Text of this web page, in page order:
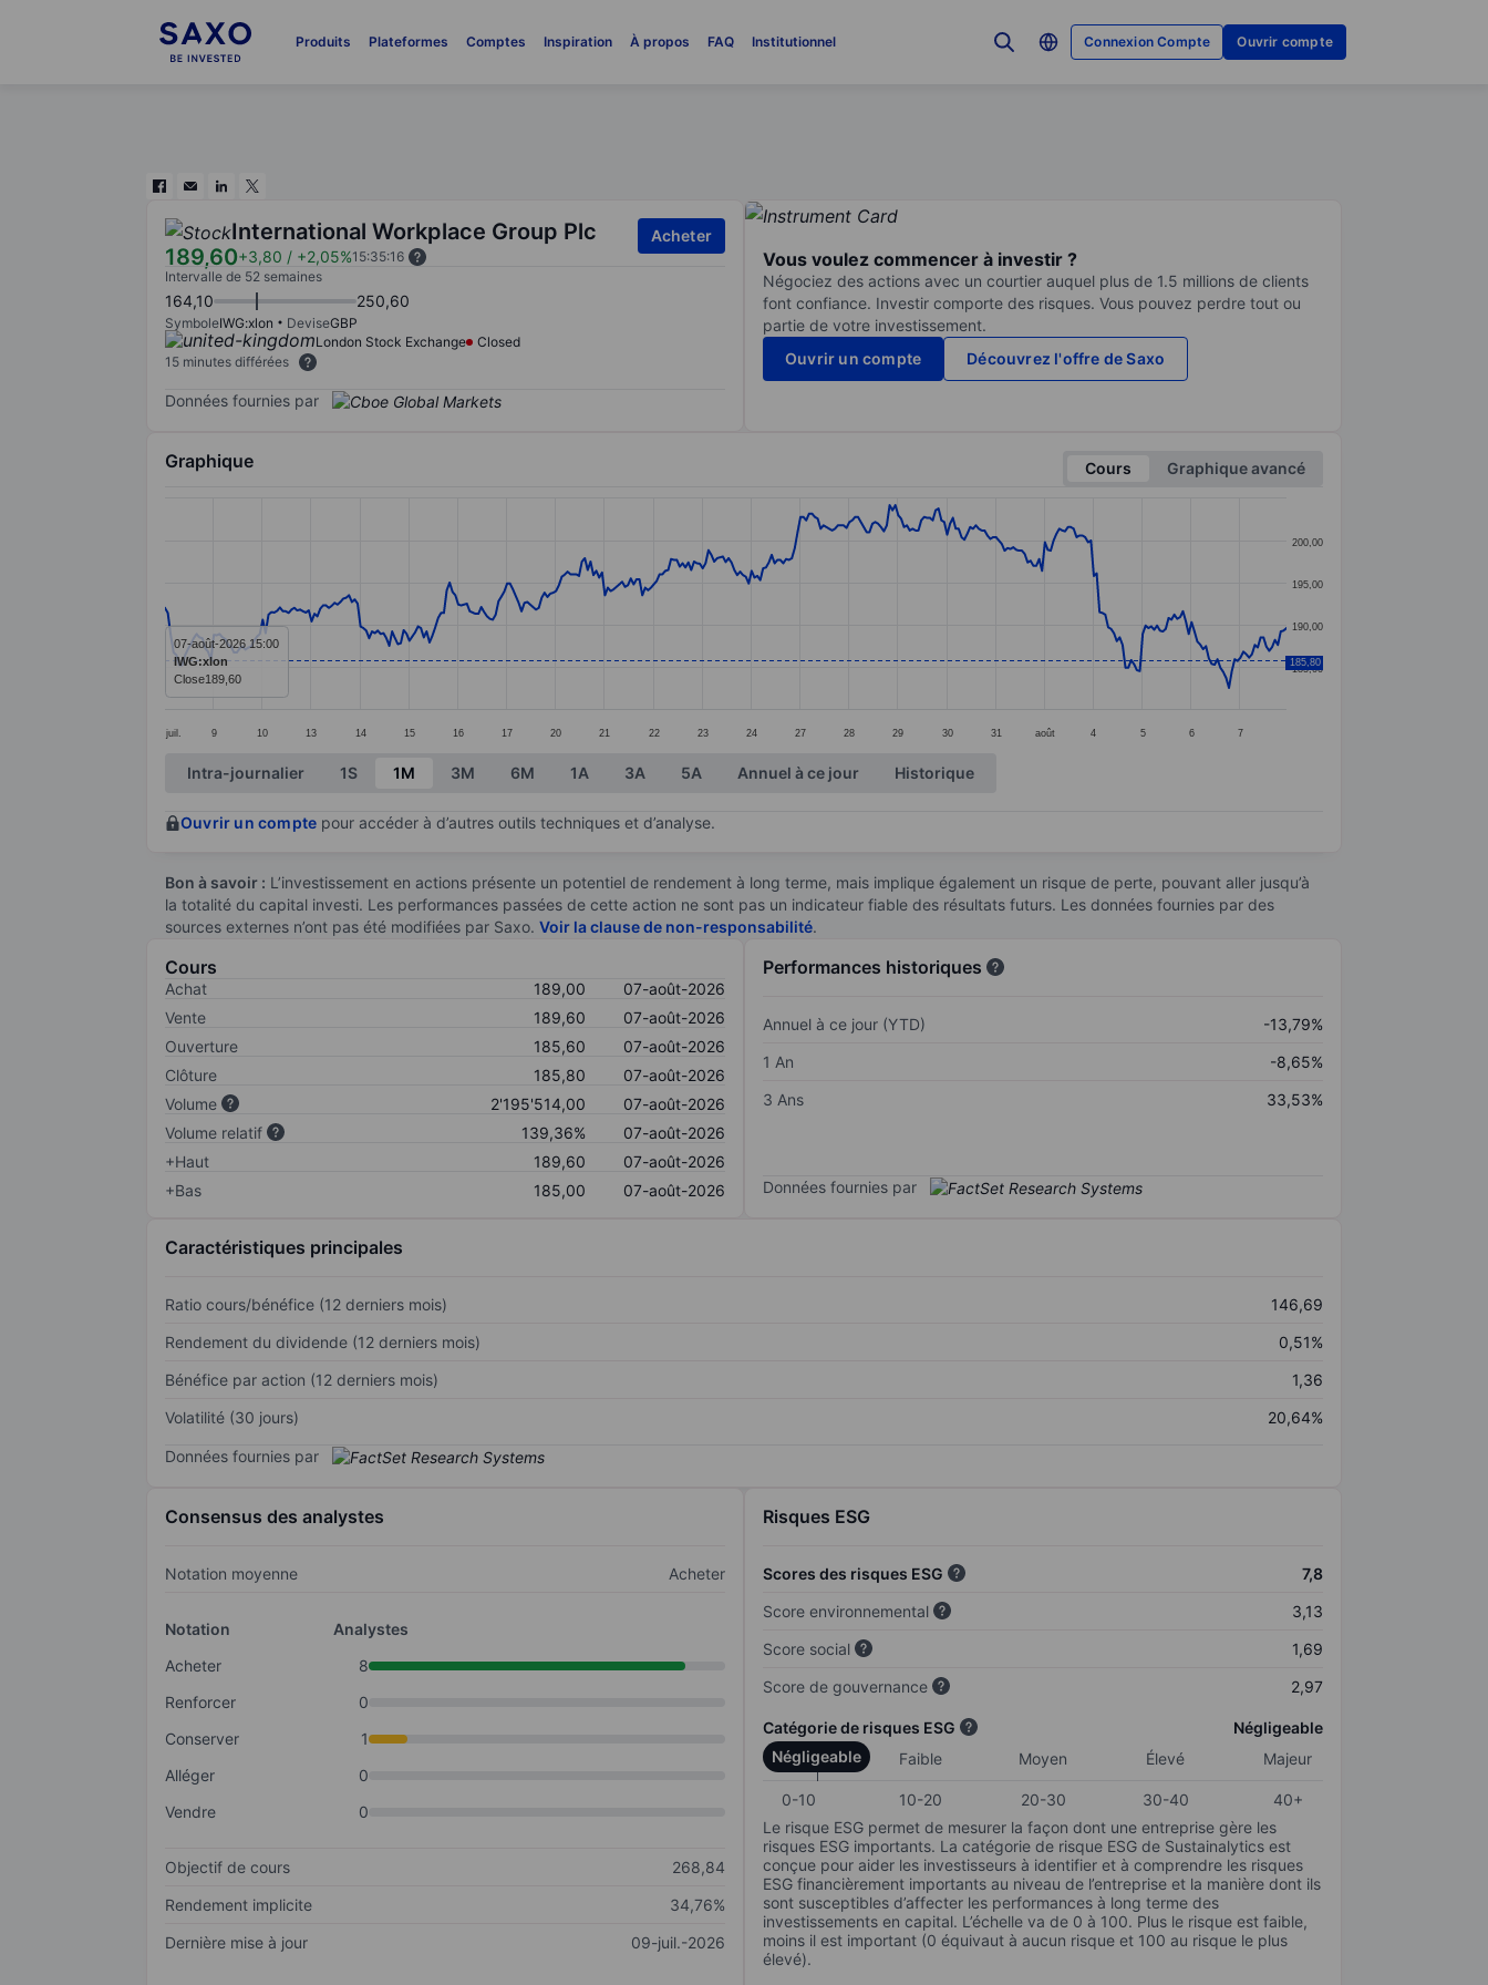
Produits Plateformes Comptes Inspiration À propos FAQ Institutionnel Connexion Compte Ouvrir compte
International Workplace Group Plc
189,60+3,80 / +2,05%15:35:16
Acheter
Intervalle de 52 semaines
164,10 250,60
SymboleIWG:xlon DeviseGBP
London Stock Exchange
Closed
15 minutes différées
Données fournies par
Vous voulez commencer à investir ?
Négociez des actions avec un courtier auquel plus de 1.5 millions de clients
font confiance. Investir comporte des risques. Vous pouvez perdre tout ou
partie de votre investissement.
Ouvrir un compte
Découvrez l'offre de Saxo
Graphique Cours
Graphique avancé
The chart has 1 X axis displaying categories.
The chart has 1 Y axis displaying values. Data ranges from 182.5 to 204.2.
juil. 9 10 13 14 15 16 17 20 21 22 23 24 27 28 29 30 31 août 4 5 6 7
185,00
190,00
195,00
200,00
185,80
07-août-2026 15:00
IWG:xlon
Close189,60
End of interactive chart.
Intra-journalier 1S 1M 3M 6M 1A 3A 5A Annuel à ce jour Historique
Ouvrir un compte pour accéder à d’autres outils techniques et d’analyse.
Bon à savoir : L’investissement en actions présente un potentiel de rendement à long terme, mais implique également un risque de perte, pouvant aller jusqu’à
la totalité du capital investi. Les performances passées de cette action ne sont pas un indicateur fiable des résultats futurs. Les données fournies par des
sources externes n’ont pas été modifiées par Saxo. Voir la clause de non-responsabilité.
Cours
Achat 189,00
07-août-2026
Vente
189,60
07-août-2026
Ouverture
185,60
07-août-2026
Clôture
185,80
07-août-2026
Volume
2'195'514,00
07-août-2026
Volume relatif
139,36%
07-août-2026
+Haut
189,60
07-août-2026
+Bas
185,00 07-août-2026
Performances historiques
Annuel à ce jour (YTD)
-13,79%
1 An
-8,65%
3 Ans
33,53%
Données fournies par
Caractéristiques principales
Ratio cours/bénéfice (12 derniers mois)
146,69
Rendement du dividende (12 derniers mois)
0,51%
Bénéfice par action (12 derniers mois)
1,36
Volatilité (30 jours)
20,64%
Données fournies par
Consensus des analystes
Notation moyenne Acheter
Notation
Analystes
Acheter
8
Renforcer
0
Conserver
1
Alléger
0
Vendre
0
Objectif de cours
268,84
Rendement implicite
34,76%
Dernière mise à jour
09-juil.-2026
Risques ESG
Scores des risques ESG
7,8
Score environnemental
3,13
Score social
1,69
Score de gouvernance
2,97
Catégorie de risques ESG
Négligeable
Négligeable
Faible Moyen Élevé Majeur
0-10 10-20 20-30 30-40
40+
Le risque ESG permet de mesurer la façon dont une entreprise gère les
risques ESG importants. La catégorie de risque ESG de Sustainalytics est
conçue pour aider les investisseurs à identifier et à comprendre les risques
ESG financièrement importants au niveau de l’entreprise et la manière dont ils
sont susceptibles d’affecter les performances à long terme des
investissements en capital. L’échelle va de 0 à 100. Plus le risque est faible,
moins il est important (0 équivaut à aucun risque et 100 au risque le plus
élevé).